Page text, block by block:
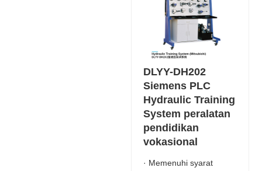
DLYY-DH202
Siemens PLC
Hydraulic Training
System peralatan
pendidikan
vokasional
· Memenuhi syarat